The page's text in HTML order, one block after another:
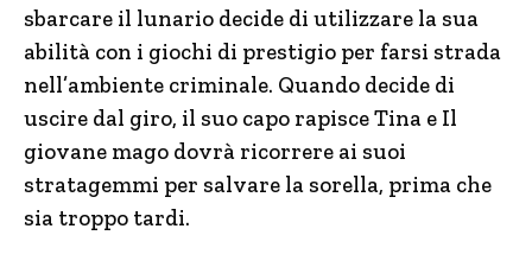
sbarcare il lunario decide di utilizzare la sua
abilità con i giochi di prestigio per farsi strada
nell’ambiente criminale. Quando decide di
uscire dal giro, il suo capo rapisce Tina e Il
giovane mago dovrà ricorrere ai suoi
stratagemmi per salvare la sorella, prima che
sia troppo tardi.